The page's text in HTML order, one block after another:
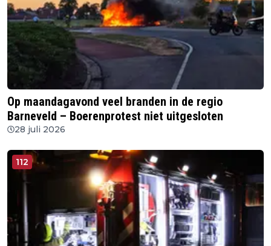
Op maandagavond veel branden in de regio
Barneveld – Boerenprotest niet uitgesloten
28 juli 2026
112